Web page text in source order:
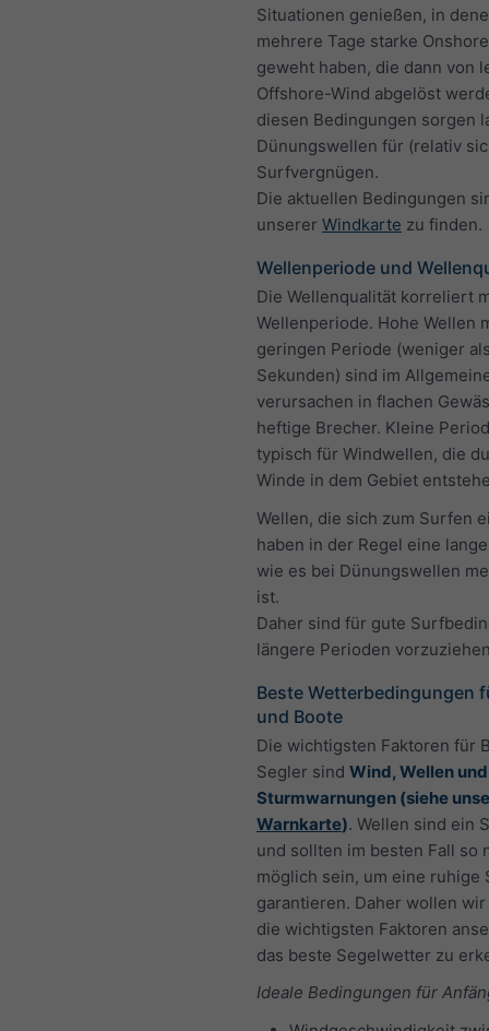
Situationen genießen, in
mehrere Tage starke
geweht haben, die dann von
Offshore-Wind abgelöst
diesen Bedingungen sorgen
Dünungswellen für (relativ
Surfvergnügen.
Die aktuellen Bedingungen
unserer Windkarte zu finden.
Wellenperiode und
Die Wellenqualität korreliert
Wellenperiode. Hohe Wellen
geringen Periode (weniger
Sekunden) sind im
verursachen in flachen
heftige Brecher. Kleine
typisch für Windwellen, die
Winde in dem Gebiet
Wellen, die sich zum Surfen
haben in der Regel eine
wie es bei Dünungswellen
ist.
Daher sind für gute
längere Perioden
Beste Wetterbedingungen
und Boote
Die wichtigsten Faktoren für
Segler sind Wind, Wellen
Sturmwarnungen (siehe
Warnkarte). Wellen sind ein
und sollten im besten Fall so
möglich sein, um eine ruhige
garantieren. Daher wollen
die wichtigsten Faktoren
das beste Segelwetter zu
Ideale Bedingungen für